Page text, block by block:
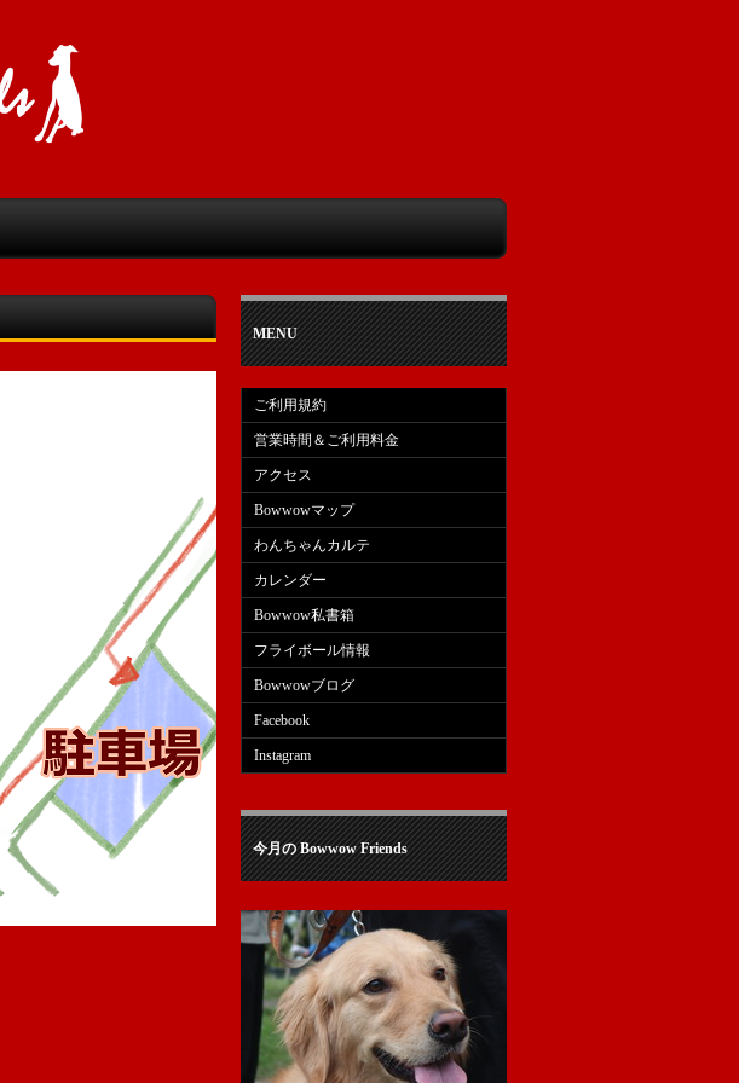
MENU
ご利用規約
営業時間＆ご利用料金
アクセス
Bowwowマップ
わんちゃんカルテ
カレンダー
Bowwow私書箱
フライボール情報
Bowwowブログ
Facebook
Instagram
今月の Bowwow Friends